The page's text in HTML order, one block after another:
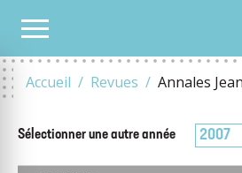
Accueil Revues Annales
TOUS LES NUMÉROS
Sélectionner une autreannée 2007